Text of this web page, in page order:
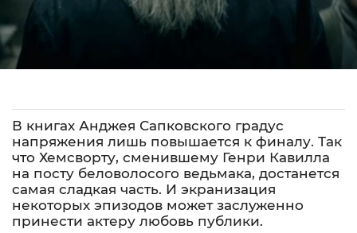
В книгах Анджея Сапковского градус
напряжения лишь повышается к финалу. Так
что Хемсворту, сменившему Генри Кавилла
на посту беловолосого ведьмака, достанется
самая сладкая часть. И экранизация
некоторых эпизодов может заслуженно
принести актеру любовь публики.